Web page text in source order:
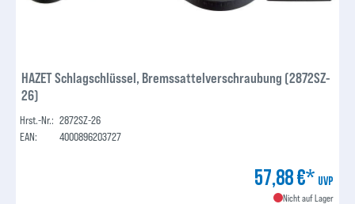
HAZET Schlagschlüssel, Bremssattelverschraubung (2872SZ-
26)
Hrst.-Nr.: 2872SZ-26
EAN:
4000896203727
57,88 €* UVP
Nicht auf Lager